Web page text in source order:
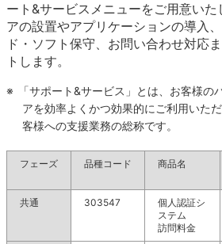
ート&サービスメニューをご用意い
アの設置やアプリケーションの導入
ド・ソフト保守、お問い合わせ対応
トします。
※
「サポート&サービス」とは、お客様の
アを効率よくかつ効果的にご利用いた
客様への支援業務の総称です。
フェーズ 品種コード 商品名
共通 303547
個人認証シ
ステム
訪問料金